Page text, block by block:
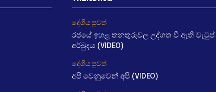
දේශීය පුවත්
රජයේ ඉහළ තනතුරුවල උද්ගත වී ඇති වැටුප්
අර්බුදය (VIDEO)
දේශීය පුවත්
අපි වෙනුවෙන් අපි (VIDEO)